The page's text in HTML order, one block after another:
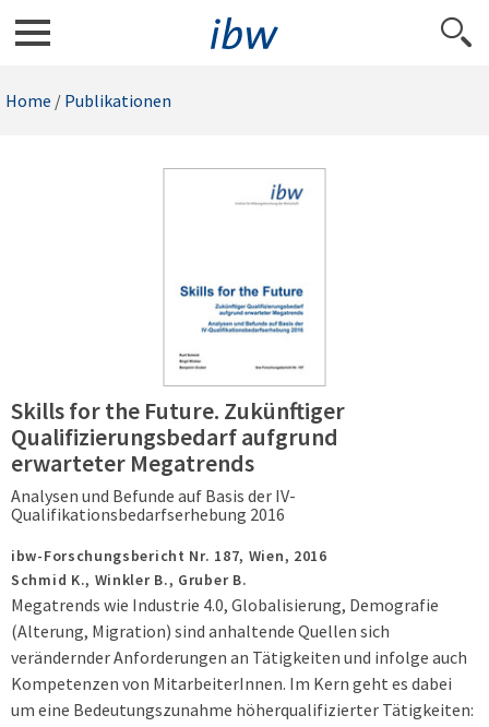
Home / Publikationen
Skills for the Future. Zukünftiger
Qualifizierungsbedarf aufgrund
erwarteter Megatrends
Analysen und Befunde auf Basis der IV-
Qualifikationsbedarfserhebung 2016
ibw-Forschungsbericht Nr. 187, Wien, 2016
Schmid K., Winkler B., Gruber B.
Megatrends wie Industrie 4.0, Globalisierung, Demografie
(Alterung, Migration) sind anhaltende Quellen sich
verändernder Anforderungen an Tätigkeiten und infolge auch
Kompetenzen von MitarbeiterInnen. Im Kern geht es dabei
um eine Bedeutungszunahme höherqualifizierter Tätigkeiten: